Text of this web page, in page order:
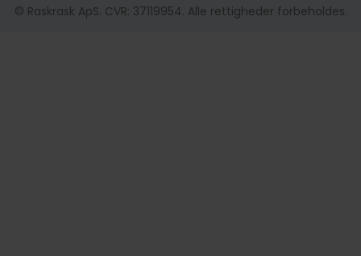
© Raskrask ApS. CVR: 37119954. Alle rettigheder forbeholdes.